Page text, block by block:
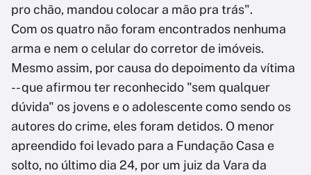
pro chão, mandou colocar a mão pra trás".
Com os quatro não foram encontrados nenhuma
arma e nem o celular do corretor de imóveis.
Mesmo assim, por causa do depoimento da vítima
-- que afirmou ter reconhecido "sem qualquer
dúvida" os jovens e o adolescente como sendo os
autores do crime, eles foram detidos. O menor
apreendido foi levado para a Fundação Casa e
solto, no último dia 24, por um juiz da Vara da